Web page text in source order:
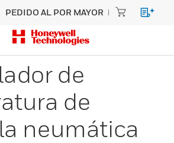
PEDIDO AL POR MAYOR
de
de
neumática